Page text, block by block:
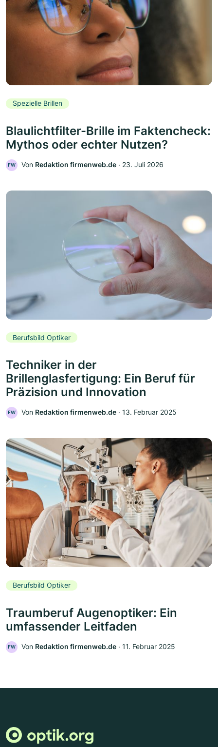
Spezielle Brillen
Blaulichtfilter-Brille im Faktencheck:
Mythos oder echter Nutzen?
FW Von Redaktion firmenweb.de ‧ 23. Juli 2026
Berufsbild Optiker
Techniker in der
Brillenglasfertigung: Ein Beruf für
Präzision und Innovation
FW Von Redaktion firmenweb.de ‧ 13. Februar 2025
Berufsbild Optiker
Traumberuf Augenoptiker: Ein
umfassender Leitfaden
FW Von Redaktion firmenweb.de ‧ 11. Februar 2025